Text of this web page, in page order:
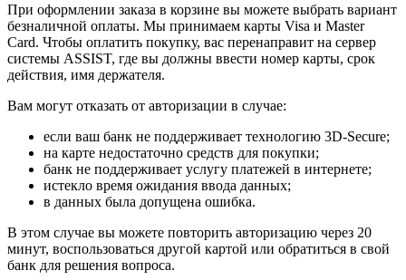
При оформлении заказа в корзине вы можете выбрать вариант
безналичной оплаты. Мы принимаем карты Visa и Master
Card. Чтобы оплатить покупку, вас перенаправит на сервер
системы ASSIST, где вы должны ввести номер карты, срок
действия, имя держателя.
Вам могут отказать от авторизации в случае:
если ваш банк не поддерживает технологию 3D-Secure;
на карте недостаточно средств для покупки;
банк не поддерживает услугу платежей в интернете;
истекло время ожидания ввода данных;
в данных была допущена ошибка.
В этом случае вы можете повторить авторизацию через 20
минут, воспользоваться другой картой или обратиться в свой
банк для решения вопроса.